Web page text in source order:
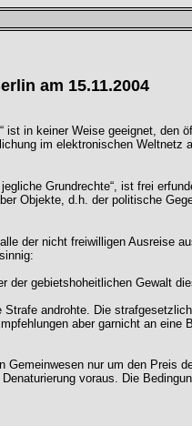
am 15.11.2004
in keiner Weise geeignet,
im elektronischen
Grundrechte“, ist frei
Objekte, d.h. der politische
der nicht freiwilligen Ausreise
der gebietshoheitlichen Gewalt
androhte. Die
aber garnicht an eine
nur um den Preis
voraus. Die